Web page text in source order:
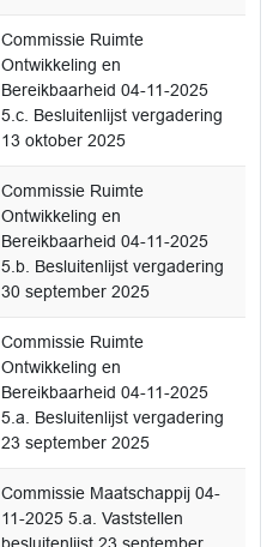
Commissie Ruimte
Ontwikkeling en
Bereikbaarheid 04-11-2025
5.c. Besluitenlijst vergadering
13 oktober 2025
Commissie Ruimte
Ontwikkeling en
Bereikbaarheid 04-11-2025
5.b. Besluitenlijst vergadering
30 september 2025
Commissie Ruimte
Ontwikkeling en
Bereikbaarheid 04-11-2025
5.a. Besluitenlijst vergadering
23 september 2025
Commissie Maatschappij 04-
11-2025 5.a. Vaststellen